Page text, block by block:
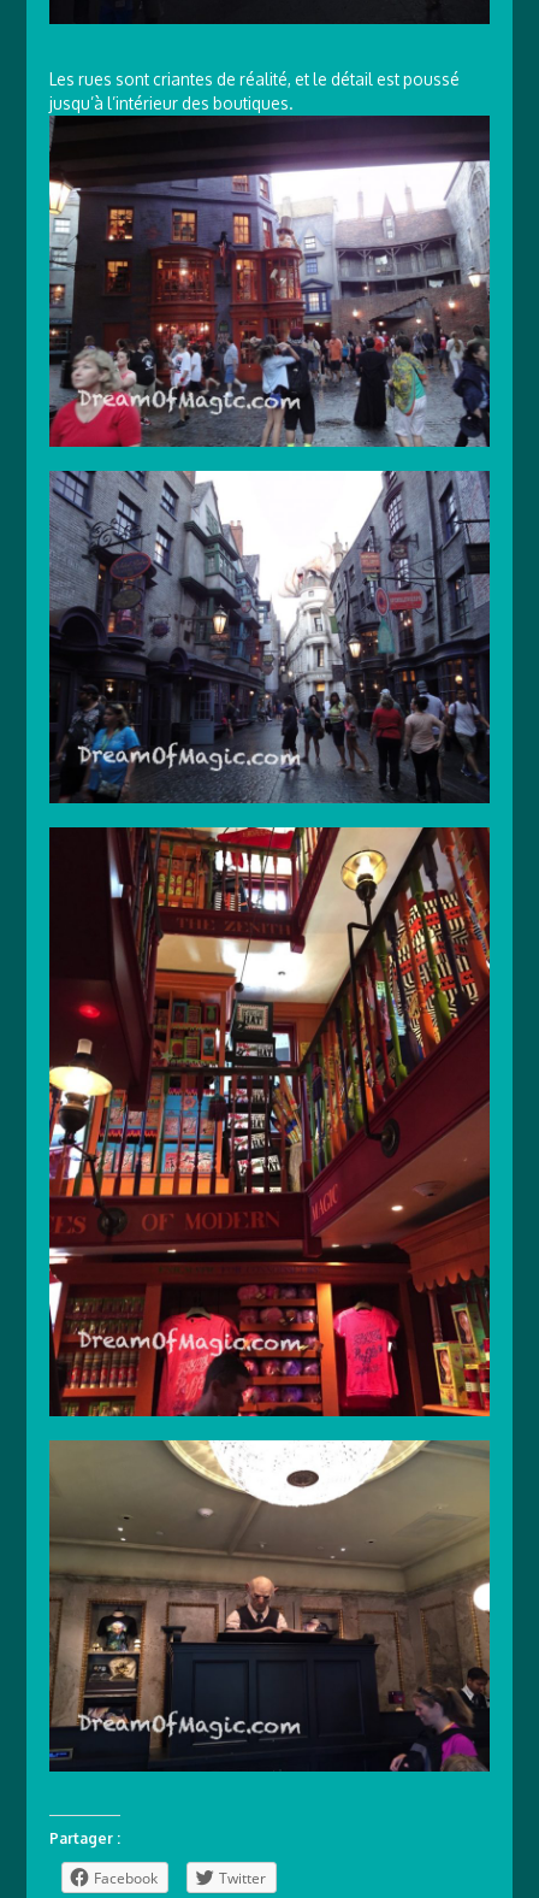
Les rues sont criantes de réalité, et le détail est poussé
jusqu’à l’intérieur des boutiques.
Partager :
Facebook Twitter